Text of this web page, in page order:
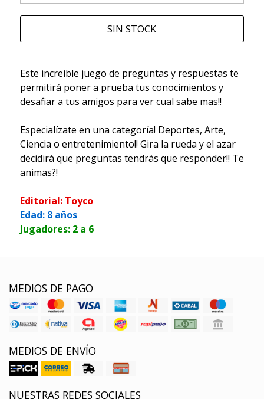
SIN STOCK
Este increíble juego de preguntas y respuestas te
permitirá poner a prueba tus conocimientos y
desafiar a tus amigos para ver cual sabe mas!!
Especialízate en una categoría! Deportes, Arte,
Ciencia o entretenimiento!! Gira la rueda y el azar
decidirá que preguntas tendrás que responder!! Te
animas?!
Editorial: Toyco
Edad: 8 años
Jugadores: 2 a 6
MEDIOS DE PAGO
MEDIOS DE ENVÍO
NUESTRAS REDES SOCIALES